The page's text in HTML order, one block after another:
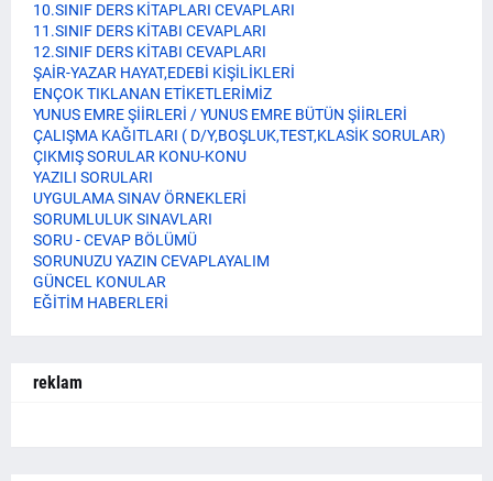
10.SINIF DERS KİTAPLARI CEVAPLARI
11.SINIF DERS KİTABI CEVAPLARI
12.SINIF DERS KİTABI CEVAPLARI
ŞAİR-YAZAR HAYAT,EDEBİ KİŞİLİKLERİ
ENÇOK TIKLANAN ETİKETLERİMİZ
YUNUS EMRE ŞİİRLERİ / YUNUS EMRE BÜTÜN ŞİİRLERİ
ÇALIŞMA KAĞITLARI ( D/Y,BOŞLUK,TEST,KLASİK SORULAR)
ÇIKMIŞ SORULAR KONU-KONU
YAZILI SORULARI
UYGULAMA SINAV ÖRNEKLERİ
SORUMLULUK SINAVLARI
SORU - CEVAP BÖLÜMÜ
SORUNUZU YAZIN CEVAPLAYALIM
GÜNCEL KONULAR
EĞİTİM HABERLERİ
reklam